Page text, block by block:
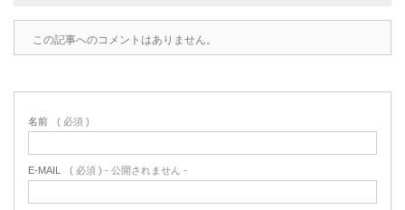
この記事へのコメントはありません。
名前 ( 必須 )
E-MAIL ( 必須 ) - 公開されません -